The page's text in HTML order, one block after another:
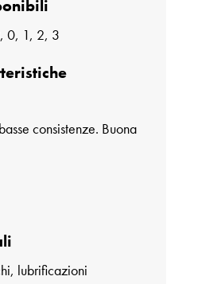
0, 1, 2, 3
consistenze. Buona
lubrificazioni